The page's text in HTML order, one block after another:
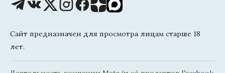
Сайт предназначен для просмотра лицам старше 18
лет.